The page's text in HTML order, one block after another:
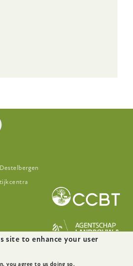
site to enhance your user
you agree to us doing so.